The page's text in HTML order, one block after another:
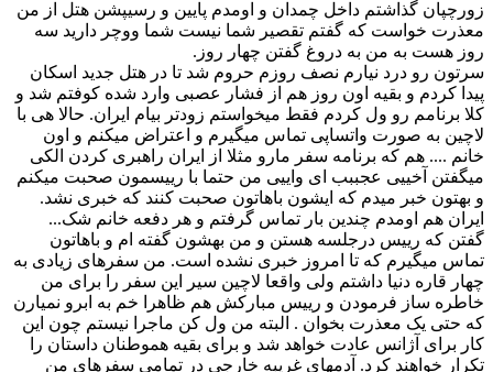
زورچپان گذاشتم داخل چمدان و اومدم پایین و رسیپشن هتل از من
معذرت خواست که گفتم تقصیر شما نیست شما ووچر دارید سه
روز هست به من به دروغ گفتن چهار روز.
سرتون رو درد نیارم نصف روزم حروم شد تا در هتل جدید اسکان
پیدا کردم و بقیه اون روز هم از فشار عصبی وارد شده کوفتم شد و
کلا برنامم رو ول کردم فقط میخواستم زودتر بیام ایران. حالا هی با
لاچین به صورت واتساپی تماس میگیرم و اعتراض میکنم و اون
خانم .... هم که برنامه سفر مارو مثلا از ایران راهبری کردن الکی
میگفتن آخییی عجببب ای واییی من حتما با رییسمون صحبت میکنم
و بهتون خبر میدم که ایشون باهاتون صحبت کنند که خبری نشد.
ایران هم اومدم چندین بار تماس گرفتم و هر دفعه خانم شک...
گفتن که رییس درجلسه هستن و من بهشون گفته ام و باهاتون
تماس میگیرم که تا امروز خبری نشده است. من سفرهای زیادی به
چهار قاره دنیا داشتم ولی واقعا لاچین سیر این سفر را برای من
خاطره ساز فرمودن و رییس مبارکش هم ظاهرا خم به ابرو نمیارن
که حتی یک معذرت بخوان . البته من ول کن ماجرا نیستم چون این
کار برای آژانس عادت خواهد شد و برای بقیه هموطنان داستان را
تکرار خواهند کرد. آدمهای غریبه خارجی در تمامی سفرهای من